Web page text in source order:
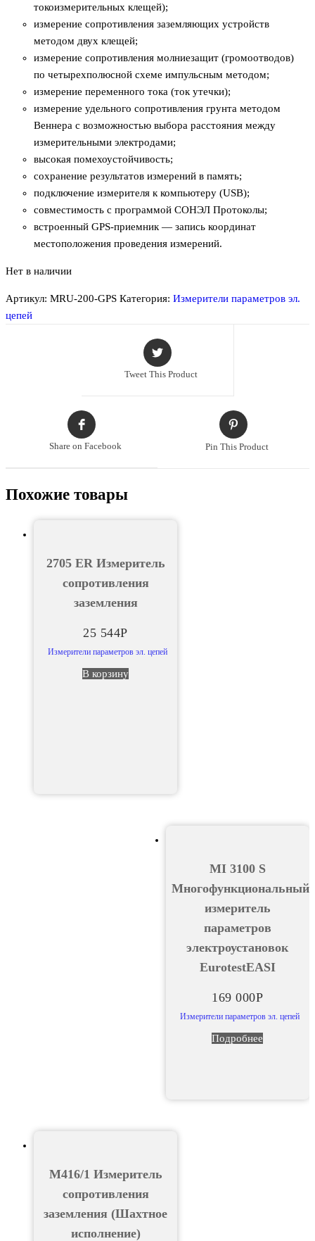
токоизмерительных клещей);
измерение сопротивления заземляющих устройств
методом двух клещей;
измерение сопротивления молниезащит (громоотводов)
по четырехполюсной схеме импульсным методом;
измерение переменного тока (ток утечки);
измерение удельного сопротивления грунта методом
Веннера с возможностью выбора расстояния между
измерительными электродами;
высокая помехоустойчивость;
сохранение результатов измерений в память;
подключение измерителя к компьютеру (USB);
совместимость с программой СОНЭЛ Протоколы;
встроенный GPS-приемник — запись координат
местоположения проведения измерений.
Нет в наличии
Артикул: MRU-200-GPS Категория: Измерители параметров эл.
цепей
Tweet This Product
Share on Facebook Pin This Product
Похожие товары
2705 ER Измеритель
сопротивления
заземления
25 544Р
Измерители параметров эл. цепей
В корзину
MI 3100 S
Многофункциональный
измеритель
параметров
электроустановок
EurotestEASI
169 000Р
Измерители параметров эл. цепей
Подробнее
М416/1 Измеритель
сопротивления
заземления (Шахтное
исполнение)